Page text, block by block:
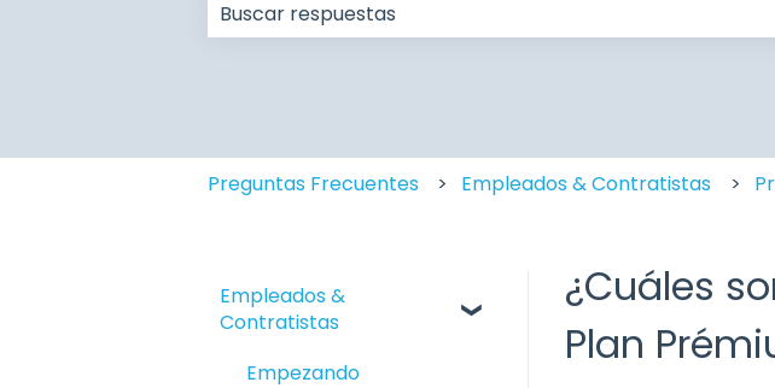
Preguntas Frecuentes Empleados & Contratistas
¿Cuáles
Plan
Empleados &
Contratistas
Empezando